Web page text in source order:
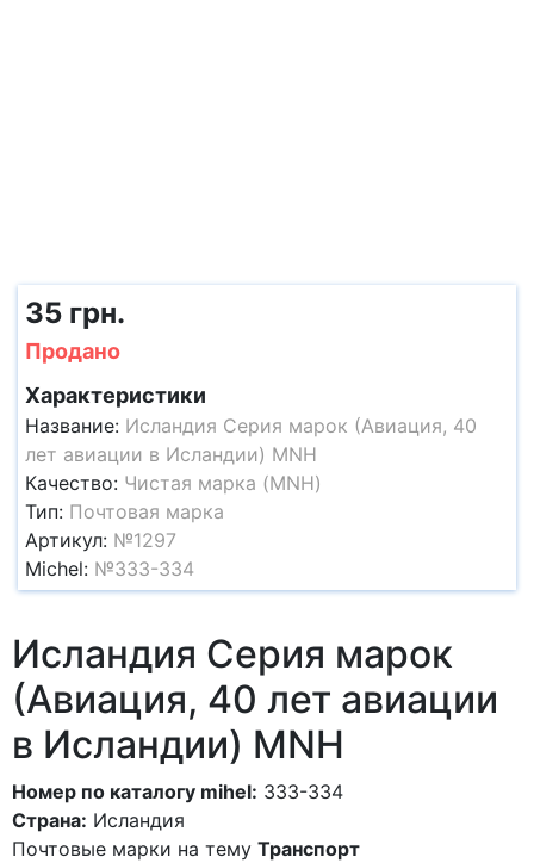
35 грн.
Продано
Характеристики
Название: Исландия Серия марок (Авиация, 40
лет авиации в Исландии) MNH
Качество: Чистая марка (MNH)
Тип: Почтовая марка
Артикул: №1297
Michel: №333-334
Исландия Серия марок
(Авиация, 40 лет авиации
в Исландии) MNH
Номер по каталогу mihel: 333-334
Страна: Исландия
Почтовые марки на тему Транспорт